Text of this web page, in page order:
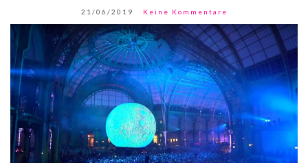
21/06/2019 Keine Kommentare